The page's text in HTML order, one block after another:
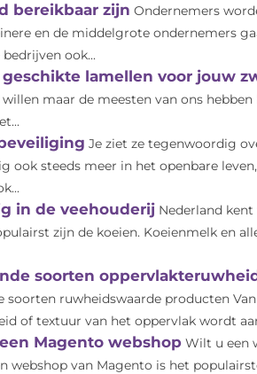
bereikbaar zijn Ondernemers
en de middelgrote ondernemers
bedrijven ook...
geschikte lamellen voor jouw
maar de meesten van ons
Je ziet ze tegenwoordig
ook steeds meer in het openbare
in de veehouderij Nederland kent
zijn de koeien. Koeienmelk en
soorten
soorten ruwheidswaarde producten
of textuur van het oppervlak wordt
Magento webshop Wilt u een
webshop van Magento is het